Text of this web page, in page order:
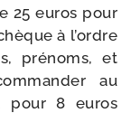
25 euros pour
à l’ordre
pré­noms, et
au
pour 8 euros